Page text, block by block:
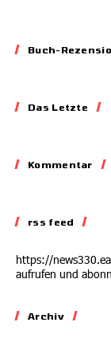
Buch-
Das Letzte
Kommentar
rss feed
https://
aufrufen und
Archiv